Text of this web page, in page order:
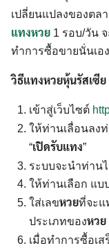
เปลี่ยนแปลงของตล
แทงหวย 1 รอบ/วัน จ
ทำการซื้อขายนั่นเอง
วิธีแทงหวยหุ้นรัสเซีย
เข้าสู่เว็บไซต์
ให้ท่านเลื่อนลงท่
“เปิดรับแทง”
ระบบจะนำท่าน
ให้ท่านเลือก แบ
ใส่เลขหวยที่จะแ
ประเภทของหวย
เมื่อทำการซื้อเส